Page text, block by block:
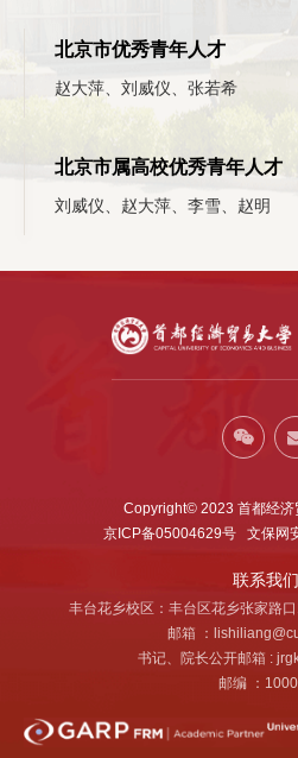
北京市优秀青年人才
赵大萍、刘威仪、张若希
北京市属高校优秀青年人才
刘威仪、赵大萍、李雪、赵明
Copyright© 2023 首都经济
京ICP备05004629号 文保网
联系我们
丰台花乡校区：丰台区花乡张家路
邮箱 ：
书记、院长公开邮箱 :
邮编 ：